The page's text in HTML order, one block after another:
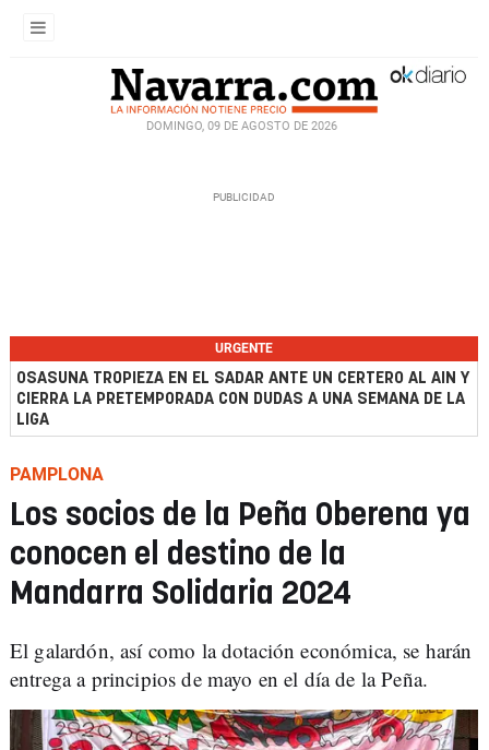
DOMINGO, 09 DE AGOSTO DE 2026
URGENTE
OSASUNA TROPIEZA EN EL SADAR ANTE UN CERTERO AL AIN Y
CIERRA LA PRETEMPORADA CON DUDAS A UNA SEMANA DE LA
LIGA
PAMPLONA
Los socios de la Peña Oberena ya
conocen el destino de la
Mandarra Solidaria 2024
El galardón, así como la dotación económica, se harán
entrega a principios de mayo en el día de la Peña.